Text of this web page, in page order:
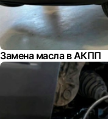
Замена масла в АКПП